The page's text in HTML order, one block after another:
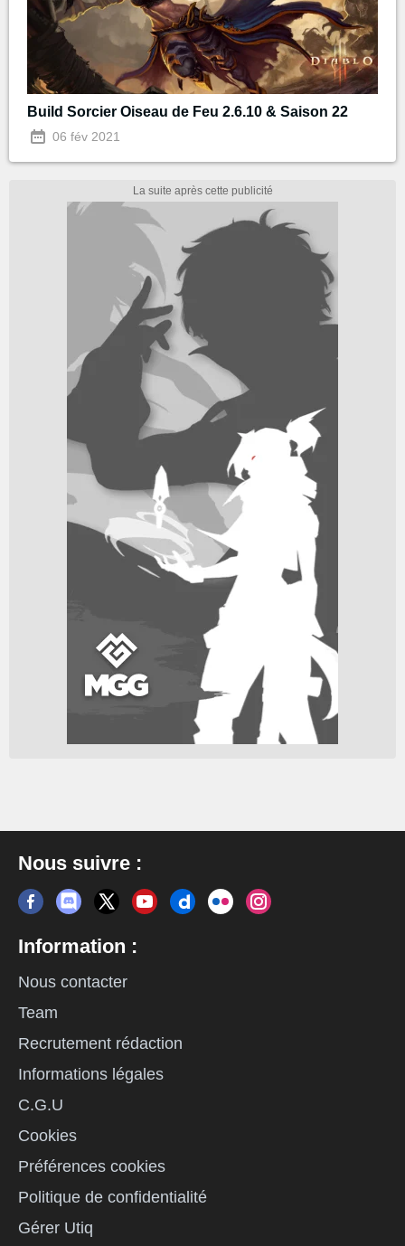
Build Sorcier Oiseau de Feu 2.6.10 & Saison 22
06 fév 2021
Nous suivre :
Information :
Nous contacter
Team
Recrutement rédaction
Informations légales
C.G.U
Cookies
Préférences cookies
Politique de confidentialité
Gérer Utiq